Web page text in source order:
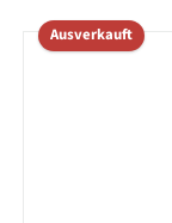
Ausverkauft